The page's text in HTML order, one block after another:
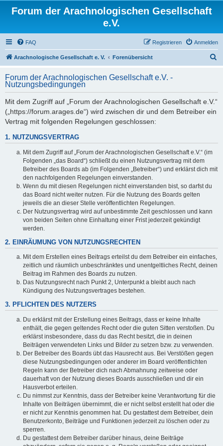
Forum der Arachnologischen Gesellschaft
e.V.
FAQ Anmelden
Registrieren
Arachnologische Gesellschaft e. V. Forenübersicht
h
Forum der Arachnologischen Gesellschaft e.V. -
Nutzungsbedingungen
Mit dem Zugriff auf „Forum der Arachnologischen Gesellschaft e.V.“
(„https://forum.arages.de“) wird zwischen dir und dem Betreiber ein
Vertrag mit folgenden Regelungen geschlossen:
1. NUTZUNGSVERTRAG
Mit dem Zugriff auf „Forum der Arachnologischen Gesellschaft e.V.“ (im
Folgenden „das Board“) schließt du einen Nutzungsvertrag mit dem
Betreiber des Boards ab (im Folgenden „Betreiber“) und erklärst dich mit
den nachfolgenden Regelungen einverstanden.
Wenn du mit diesen Regelungen nicht einverstanden bist, so darfst du
das Board nicht weiter nutzen. Für die Nutzung des Boards gelten
jeweils die an dieser Stelle veröffentlichten Regelungen.
Der Nutzungsvertrag wird auf unbestimmte Zeit geschlossen und kann
von beiden Seiten ohne Einhaltung einer Frist jederzeit gekündigt
werden.
2. EINRÄUMUNG VON NUTZUNGSRECHTEN
Mit dem Erstellen eines Beitrags erteilst du dem Betreiber ein einfaches,
zeitlich und räumlich unbeschränktes und unentgeltliches Recht, deinen
Beitrag im Rahmen des Boards zu nutzen.
Das Nutzungsrecht nach Punkt 2, Unterpunkt a bleibt auch nach
Kündigung des Nutzungsvertrages bestehen.
3. PFLICHTEN DES NUTZERS
Du erklärst mit der Erstellung eines Beitrags, dass er keine Inhalte
enthält, die gegen geltendes Recht oder die guten Sitten verstoßen. Du
erklärst insbesondere, dass du das Recht besitzt, die in deinen
Beiträgen verwendeten Links und Bilder zu setzen bzw. zu verwenden.
Der Betreiber des Boards übt das Hausrecht aus. Bei Verstößen gegen
diese Nutzungsbedingungen oder anderer im Board veröffentlichten
Regeln kann der Betreiber dich nach Abmahnung zeitweise oder
dauerhaft von der Nutzung dieses Boards ausschließen und dir ein
Hausverbot erteilen.
Du nimmst zur Kenntnis, dass der Betreiber keine Verantwortung für die
Inhalte von Beiträgen übernimmt, die er nicht selbst erstellt hat oder die
er nicht zur Kenntnis genommen hat. Du gestattest dem Betreiber, dein
Benutzerkonto, Beiträge und Funktionen jederzeit zu löschen oder zu
sperren.
Du gestattest dem Betreiber darüber hinaus, deine Beiträge